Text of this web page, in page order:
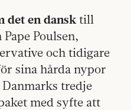
det en dansk till
Poulsen,
och tidigare
sina hårda nypor
tredje
med syfte att